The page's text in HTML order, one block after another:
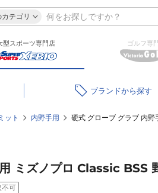
テゴリ
型スポーツ専門店 ゴルフ専門
ブランド
ット 内野手用 硬式 グローブ グラブ 内
ミズノプロ Classic
不可